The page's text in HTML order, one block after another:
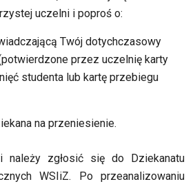
uczelni i poproś o:
Twój dotychczasowy
przez uczelnię karty
studenta lub kartę przebiegu
na przeniesienie.
należy zgłosić się do Dziekanatu
WSIiZ. Po przeanalizowaniu